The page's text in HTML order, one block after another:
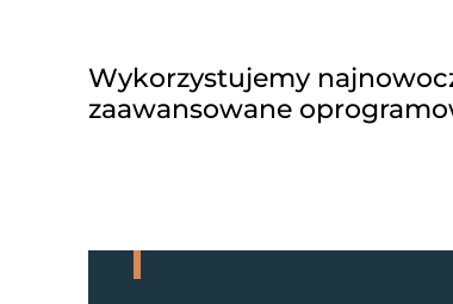
Wykorzystujemy
zaawansowane